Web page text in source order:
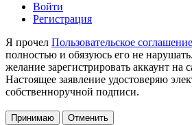
Войти
Регистрация
Я прочел Пользовательское соглашение
полностью и обязуюсь его не
желание зарегистрировать аккаунт на
Настоящее заявление удостоверяю
собственноручной подписи.
Принимаю Отменить